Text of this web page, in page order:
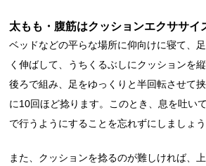
太もも・腹筋はクッションエクササイ
ベッドなどの平らな場所に仰向けに寝て、
く伸ばして、うちくるぶしにクッションを
後ろで組み、足をゆっくりと半回転させて
に10回ほど捻ります。このとき、息を吐い
で行うようにすることを忘れずにしましょう
また、クッションを捻るのが難しければ、